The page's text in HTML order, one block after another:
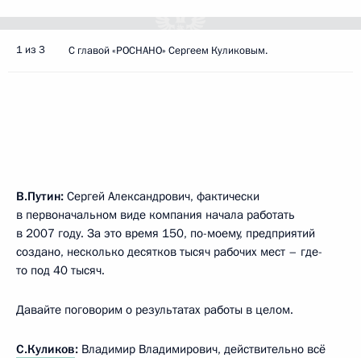
1 из 3 С главой «РОСНАНО» Сергеем Куликовым.
В.Путин: Сергей Александрович, фактически
в первоначальном виде компания начала работать
в 2007 году. За это время 150, по-моему, предприятий
создано, несколько десятков тысяч рабочих мест – где-
то под 40 тысяч.
Давайте поговорим о результатах работы в целом.
С.Куликов: Владимир Владимирович, действительно всё